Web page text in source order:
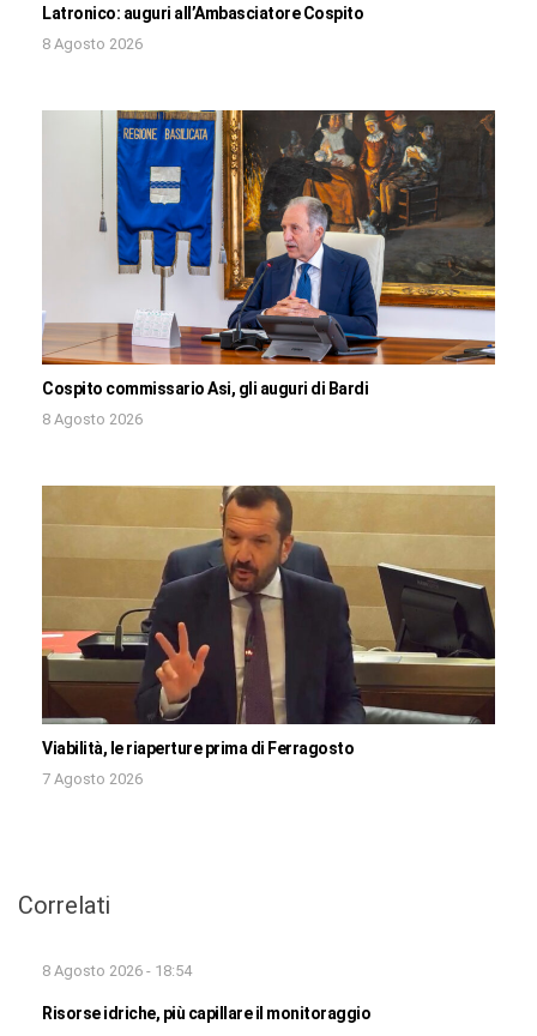
Latronico: auguri all’Ambasciatore Cospito
8 Agosto 2026
Cospito commissario Asi, gli auguri di Bardi
8 Agosto 2026
Viabilità, le riaperture prima di Ferragosto
7 Agosto 2026
Correlati
8 Agosto 2026 - 18:54
Risorse idriche, più capillare il monitoraggio